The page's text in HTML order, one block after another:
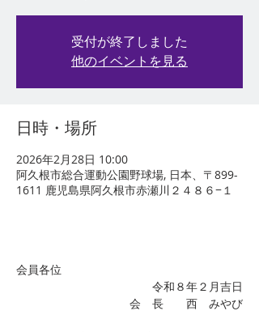
受付が終了しました
他のイベントを見る
日時・場所
2026年2月28日 10:00
阿久根市総合運動公園野球場, 日本、〒899-
1611 鹿児島県阿久根市赤瀬川２４８６−１
会員各位
令和８年２月吉日
会　長　　西　みやび